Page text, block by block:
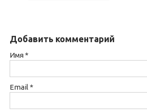
Добавить комментарий
Имя*
Email *